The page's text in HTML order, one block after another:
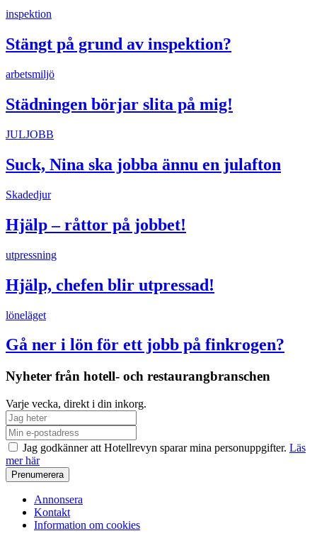
inspektion
Stängt på grund av inspektion?
arbetsmiljö
Städningen börjar slita på mig!
JULJOBB
Suck, Nina ska jobba ännu en julafton
Skadedjur
Hjälp – råttor på jobbet!
utpressning
Hjälp, chefen blir utpressad!
löneläget
Gå ner i lön för ett jobb på finkrogen?
Nyheter från hotell- och restaurangbranschen
Varje vecka, direkt i din inkorg.
Jag godkänner att Hotellrevyn sparar mina personuppgifter. Läs
mer här
Annonsera
Kontakt
Information om cookies